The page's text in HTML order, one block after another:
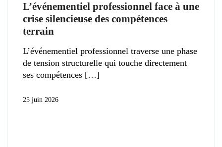
L’événementiel professionnel face à une
crise silencieuse des compétences
terrain
L’événementiel professionnel traverse une phase
de tension structurelle qui touche directement
ses compétences
25 juin 2026